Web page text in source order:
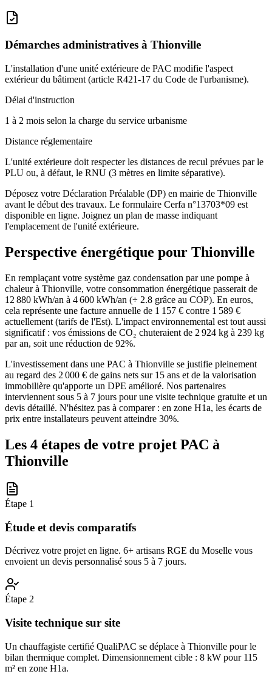
Démarches administratives à Thionville
L'installation d'une unité extérieure de PAC modifie l'aspect
extérieur du bâtiment (article R421-17 du Code de l'urbanisme).
Délai d'instruction
1 à 2 mois selon la charge du service urbanisme
Distance réglementaire
L'unité extérieure doit respecter les distances de recul prévues par le
PLU ou, à défaut, le RNU (3 mètres en limite séparative).
Déposez votre Déclaration Préalable (DP) en mairie de Thionville
avant le début des travaux. Le formulaire Cerfa n°13703*09 est
disponible en ligne. Joignez un plan de masse indiquant
l'emplacement de l'unité extérieure.
Perspective énergétique pour Thionville
En remplaçant votre système gaz condensation par une pompe à
chaleur à Thionville, votre consommation énergétique passerait de
12 880 kWh/an à 4 600 kWh/an (÷ 2.8 grâce au COP). En euros,
cela représente une facture annuelle de 1 157 € contre 1 589 €
actuellement (tarifs de l'Est). L'impact environnemental est tout aussi
significatif : vos émissions de CO₂ chuteraient de 2 924 kg à 239 kg
par an, soit une réduction de 92%.
L'investissement dans une PAC à Thionville se justifie pleinement
au regard des 2 000 € de gains nets sur 15 ans et de la valorisation
immobilière qu'apporte un DPE amélioré. Nos partenaires
interviennent sous 5 à 7 jours pour une visite technique gratuite et un
devis détaillé. N'hésitez pas à comparer : en zone H1a, les écarts de
prix entre installateurs peuvent atteindre 30%.
Les 4 étapes de votre projet PAC à
Thionville
Étape 1
Étude et devis comparatifs
Décrivez votre projet en ligne. 6+ artisans RGE du Moselle vous
envoient un devis personnalisé sous 5 à 7 jours.
Étape 2
Visite technique sur site
Un chauffagiste certifié QualiPAC se déplace à Thionville pour le
bilan thermique complet. Dimensionnement cible : 8 kW pour 115
m² en zone H1a.